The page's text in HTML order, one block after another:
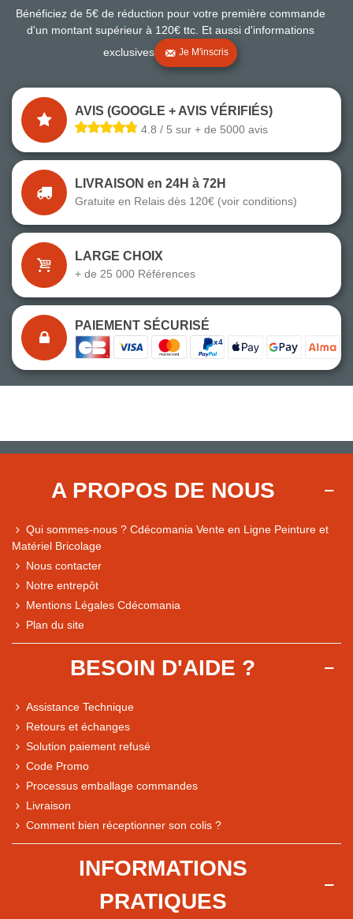
Comparaison des performances du magasin
Express, Chez vous, Point relais, Retrait magasin
Bénéficiez de 5€ de réduction pour votre première commande
d'un montant supérieur à 120€ ttc. Et aussi d'informations
exclusives
Je M'inscris
AVIS (GOOGLE + AVIS VÉRIFIÉS)
4.8 / 5 sur + de 5000 avis
LIVRAISON en 24H à 72H
Gratuite en Relais dès 120€ (voir conditions)
LARGE CHOIX
+ de 25 000 Références
PAIEMENT SÉCURISÉ
A PROPOS DE NOUS
Qui sommes-nous ? Cdécomania Vente en Ligne Peinture et
Matériel Bricolage
Nous contacter
Notre entrepôt
Mentions Légales Cdécomania
Plan du site
BESOIN D'AIDE ?
Assistance Technique
Retours et échanges
Solution paiement refusé
Code Promo
Processus emballage commandes
Livraison
Comment bien réceptionner son colis ?
INFORMATIONS
PRATIQUES